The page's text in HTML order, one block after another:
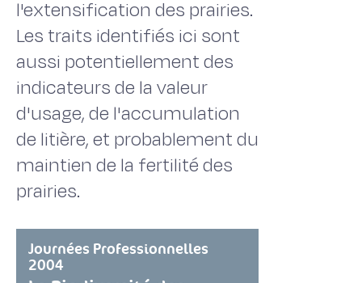
l'extensification des prairies.
Les traits identifiés ici sont
aussi potentiellement des
indicateurs de la valeur
d'usage, de l'accumulation
de litière, et probablement du
maintien de la fertilité des
prairies.
Journées Professionnelles
2004